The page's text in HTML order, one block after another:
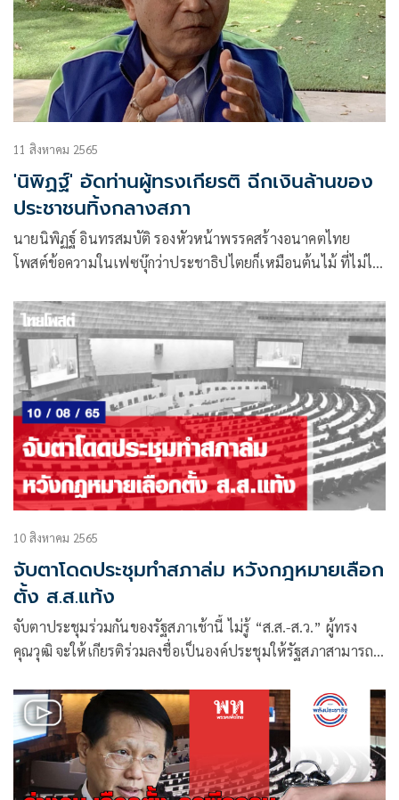
11 สิงหาคม 2565
'นิพิฏฐ์' อัดท่านผู้ทรงเกียรติ ฉีกเงินล้านของ
ประชาชนทิ้งกลางสภา
นายนิพิฏฐ์ อินทรสมบัติ รองหัวหน้าพรรคสร้างอนาคตไทย
โพสต์ข้อความในเฟซบุ๊กว่าประชาธิปไตยก็เหมือนต้นไม้ ที่ไม่ได้
10 สิงหาคม 2565
จับตาโดดประชุมทำสภาล่ม หวังกฎหมายเลือก
ตั้ง ส.ส.แท้ง
จับตาประชุมร่วมกันของรัฐสภาเช้านี้ ไม่รู้ “ส.ส.-ส.ว.” ผู้ทรง
คุณวุฒิ จะให้เกียรติร่วมลงชื่อเป็นองค์ประชุมให้รัฐสภาสามารถ
หมายในหนังสือเชิญประชุมสมาชิกรัฐสภาก็ 09.00 น.